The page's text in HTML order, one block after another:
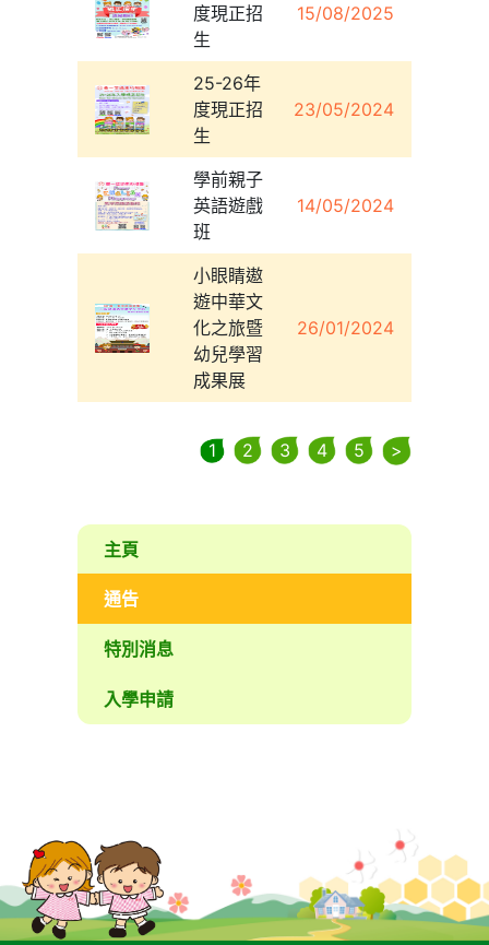
主頁
通告
特別消息
入學申請
度現正招
生
15/08/2025
25-26年
度現正招
生
23/05/2024
學前親子
英語遊戲
班
14/05/2024
小眼睛遨
遊中華文
化之旅暨
幼兒學習
成果展
26/01/2024
1 2 3 4 5 >